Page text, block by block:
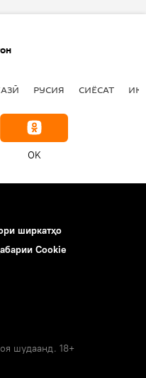
РУСИЯ СИЁСАТ
OK
ширкатҳо
Cookie
шудаанд. 18+